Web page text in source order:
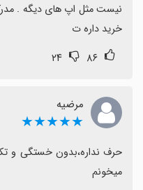
پیشنهادات بهبود و نتیجه
پیشنهاد می‌شود
رضایت دارند و آن را
خرید داره ت
۸۶ ۲۴
مرضیه
★★★★★
میخونم